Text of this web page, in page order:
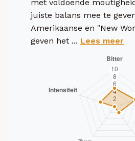
met voldoende
juiste balans mee te
Amerikaanse en "New
geven het ... Lees meer